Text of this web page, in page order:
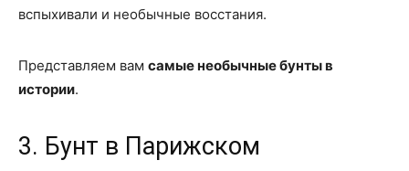
вспыхивали и необычные восстания.
Представляем вам самые необычные бунты в
истории.
3. Бунт в Парижском